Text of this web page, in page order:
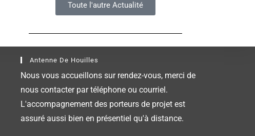
Toute l'autre Actualité
Antenne De Houilles
Nous vous accueillons sur rendez-vous, merci de
nous contacter par téléphone ou courriel.
L'accompagnement des porteurs de projet est
assuré aussi bien en présentiel qu'à distance.